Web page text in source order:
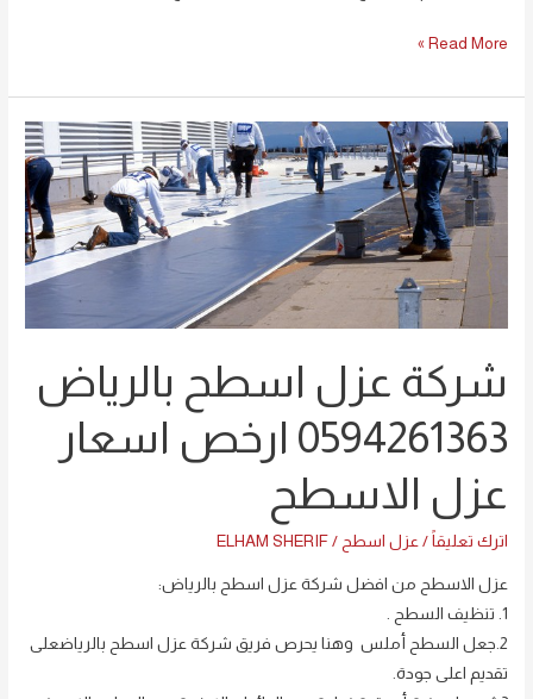
Read More »
شركة عزل اسطح بالرياض
0594261363 ارخص اسعار
عزل الاسطح
اترك تعليقاً / عزل اسطح /
ELHAM SHERIF
عزل الاسطح من افضل شركة عزل اسطح بالرياض:
1. تنظيف السطح .
2.جعل السطح أملس وهنا يحرص فريق شركة عزل اسطح بالرياضعلى
تقديم اعلى جودة.
شركة
عزل
اسطح
بالرياض
0594261363
الاسطح